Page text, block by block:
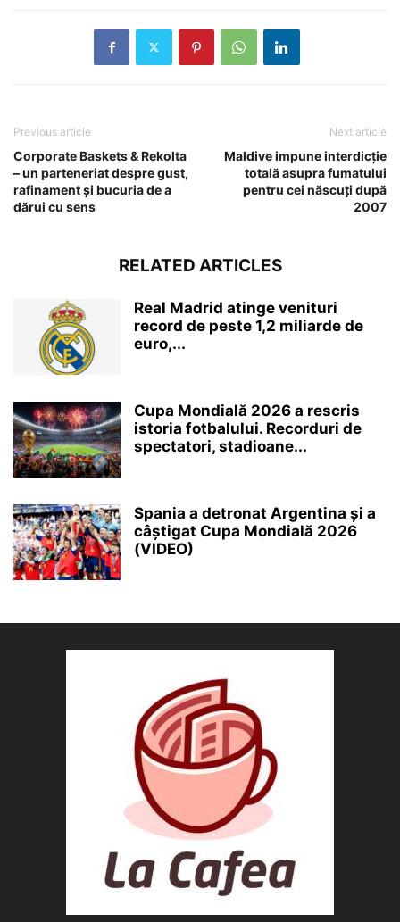
Previous article
Corporate Baskets & Rekolta
– un parteneriat despre gust,
rafinament și bucuria de a
dărui cu sens
Next article
Maldive impune interdicție
totală asupra fumatului
pentru cei născuți după
2007
RELATED ARTICLES
Real Madrid atinge venituri
record de peste 1,2 miliarde de
euro,...
Cupa Mondială 2026 a rescris
istoria fotbalului. Recorduri de
spectatori, stadioane...
Spania a detronat Argentina și a
câștigat Cupa Mondială 2026
(VIDEO)